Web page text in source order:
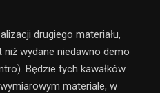
drugiego materiału,
wydane niedawno demo
Będzie tych kawałków
materiale, w